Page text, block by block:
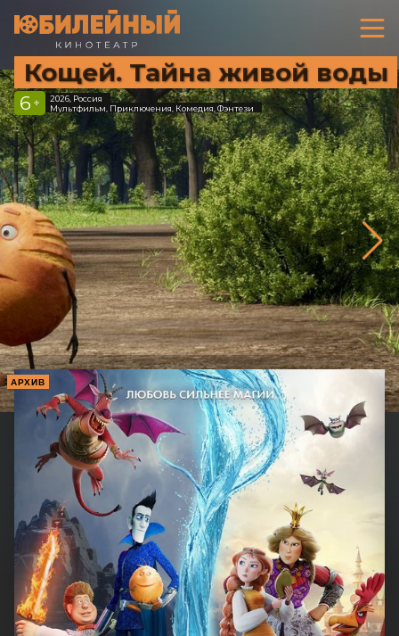
Кощей. Тайна живой воды
6 +
2026, Россия
Мультфильм, Приключения, Комедия, Фэнтези
АРХИВ